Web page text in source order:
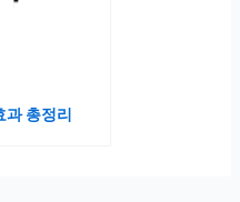
과 총정리